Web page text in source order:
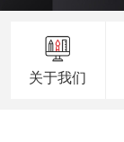
关于我们